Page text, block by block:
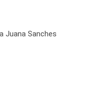
Juana Sanches